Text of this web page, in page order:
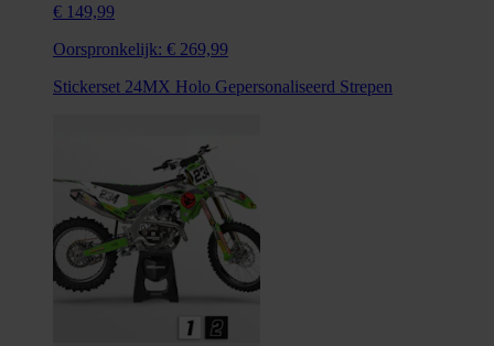
€ 149,99
Oorspronkelijk: € 269,99
Stickerset 24MX Holo Gepersonaliseerd Strepen